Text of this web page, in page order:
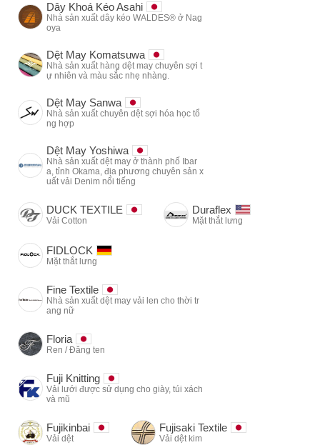
Dây Khoá Kéo Asahi
Nhà sản xuất dây kéo WALDES® ở Nag
oya
Dệt May Komatsuwa
Nhà sản xuất hàng dệt may chuyên sợi t
ự nhiên và màu sắc nhẹ nhàng.
Dệt May Sanwa
Nhà sản xuất chuyên dệt sợi hóa học tổ
ng hợp
Dệt May Yoshiwa
Nhà sản xuất dệt may ở thành phố Ibar
a, tỉnh Okama, địa phương chuyên sản x
uất vải Denim nổi tiếng
DUCK TEXTILE
Vải Cotton
Duraflex
Mặt thắt lưng
FIDLOCK
Mặt thắt lưng
Fine Textile
Nhà sản xuất dệt may vải len cho thời tr
ang nữ
Floria
Ren / Đăng ten
Fuji Knitting
Vải lưới được sử dụng cho giày, túi xách
và mũ
Fujikinbai
Vải dệt
Fujisaki Textile
Vải dệt kim